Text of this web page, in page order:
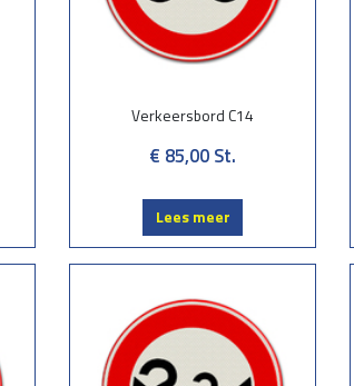
Verkeersbord C14
€ 85,00 St.
Lees meer